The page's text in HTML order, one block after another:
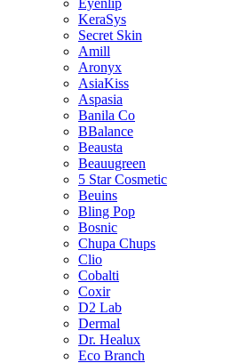
Eyenlip
KeraSys
Secret Skin
Amill
Aronyx
AsiaKiss
Aspasia
Banila Co
BBalance
Beausta
Beauugreen
5 Star Cosmetic
Beuins
Bling Pop
Bosnic
Chupa Chups
Clio
Cobalti
Coxir
D2 Lab
Dermal
Dr. Healux
Eco Branch